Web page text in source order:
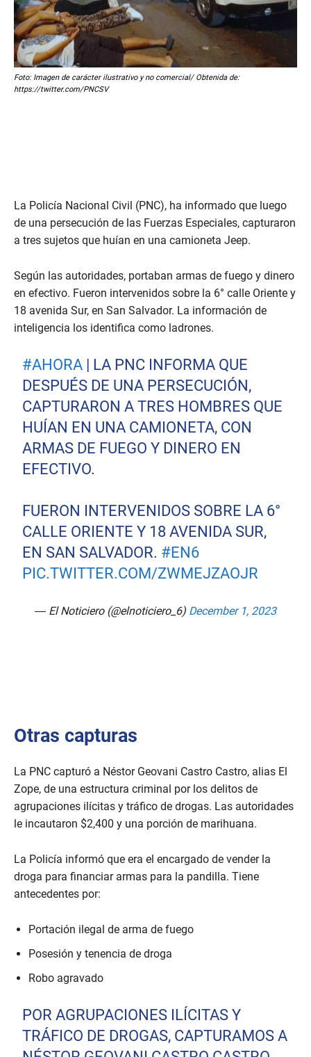
Foto: Imagen de carácter ilustrativo y no comercial/ Obtenida de:
https://twitter.com/PNCSV
La Policía Nacional Civil (PNC), ha informado que luego
de una persecución de las Fuerzas Especiales, capturaron
a tres sujetos que huían en una camioneta Jeep.
Según las autoridades, portaban armas de fuego y dinero
en efectivo. Fueron intervenidos sobre la 6° calle Oriente y
18 avenida Sur, en San Salvador. La información de
inteligencia los identifica como ladrones.
#AHORA | LA PNC INFORMA QUE
DESPUÉS DE UNA PERSECUCIÓN,
CAPTURARON A TRES HOMBRES QUE
HUÍAN EN UNA CAMIONETA, CON
ARMAS DE FUEGO Y DINERO EN
EFECTIVO.
FUERON INTERVENIDOS SOBRE LA 6°
CALLE ORIENTE Y 18 AVENIDA SUR,
EN SAN SALVADOR. #EN6
PIC.TWITTER.COM/ZWMEJZAOJR
— El Noticiero (@elnoticiero_6) December 1, 2023
Otras capturas
La PNC capturó a Néstor Geovani Castro Castro, alias El
Zope, de una estructura criminal por los delitos de
agrupaciones ilícitas y tráfico de drogas. Las autoridades
le incautaron $2,400 y una porción de marihuana.
La Policía informó que era el encargado de vender la
droga para financiar armas para la pandilla. Tiene
antecedentes por:
Portación ilegal de arma de fuego
Posesión y tenencia de droga
Robo agravado
POR AGRUPACIONES ILÍCITAS Y
TRÁFICO DE DROGAS, CAPTURAMOS A